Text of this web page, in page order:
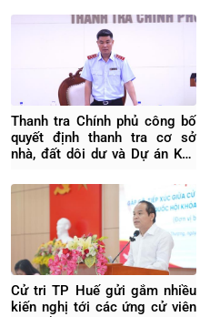
Thanh tra Chính phủ công bố
quyết định thanh tra cơ sở
nhà, đất dôi dư và Dự án Khu
Khánh Hòa
Cử tri TP Huế gửi gắm nhiều
kiến nghị tới các ứng cử viên